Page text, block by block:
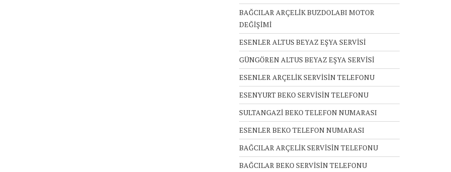
BAĞCILAR ARÇELİK BUZDOLABI MOTOR
DEĞİŞİMİ
ESENLER ALTUS BEYAZ EŞYA SERVİSİ
GÜNGÖREN ALTUS BEYAZ EŞYA SERVİSİ
ESENLER ARÇELİK SERVİSİN TELEFONU
ESENYURT BEKO SERVİSİN TELEFONU
SULTANGAZİ BEKO TELEFON NUMARASI
ESENLER BEKO TELEFON NUMARASI
BAĞCILAR ARÇELİK SERVİSİN TELEFONU
BAĞCILAR BEKO SERVİSİN TELEFONU